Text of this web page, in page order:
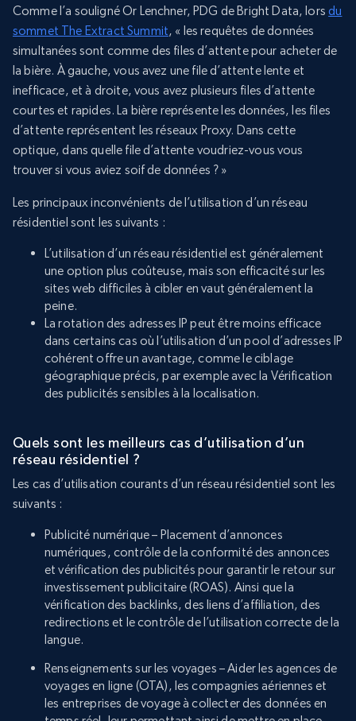
Comme l’a souligné Or Lenchner, PDG de Bright Data, lorsdu
sommet The Extract Summit, « les requêtes de données
simultanées sont comme des files d’attente pour acheter de
la bière. À gauche, vous avez une file d’attente lente et
inefficace, et à droite, vous avez plusieurs files d’attente
courtes et rapides. La bière représente les données, les files
d’attente représentent les réseaux Proxy. Dans cette
optique, dans quelle file d’attente voudriez-vous vous
trouver si vous aviez soif de données ? »
Les principaux inconvénients de l’utilisation d’un réseau
résidentiel sont les suivants :
L’utilisation d’un réseau résidentiel est généralement
une option plus coûteuse, mais son efficacité sur les
sites web difficiles à cibler en vaut généralement la
peine.
La rotation des adresses IP peut être moins efficace
dans certains cas où l’utilisation d’un pool d’adresses IP
cohérent offre un avantage, comme le ciblage
géographique précis, par exemple avec la Vérification
des publicités sensibles à la localisation.
Quels sont les meilleurs cas d’utilisation d’un
réseau résidentiel ?
Les cas d’utilisation courants d’un réseau résidentiel sont les
suivants :
Publicité numérique – Placement d’annonces
numériques, contrôle de la conformité des annonces
et vérification des publicités pour garantir le retour sur
investissement publicitaire (ROAS). Ainsi que la
vérification des backlinks, des liens d’affiliation, des
redirections et le contrôle de l’utilisation correcte de la
langue.
Renseignements sur les voyages – Aider les agences de
voyages en ligne (OTA), les compagnies aériennes et
les entreprises de voyage à collecter des données en